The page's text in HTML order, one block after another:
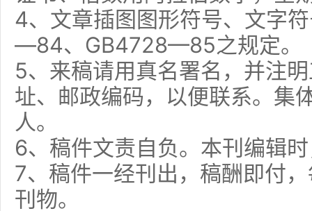
4、文章插图图形符号、文字
—84、GB4728—85之规定。
5、来稿请用真名署名，并注
址、邮政编码，以便联系。集
人。
6、稿件文责自负。本刊编辑
7、稿件一经刊出，稿酬即付
刊物。